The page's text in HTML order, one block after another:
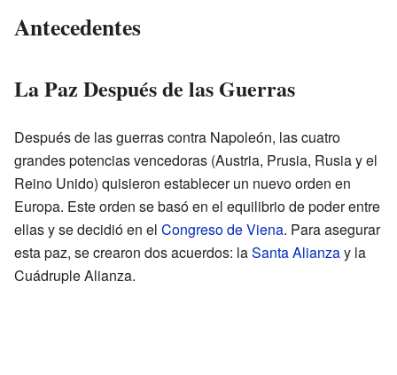
Antecedentes
La Paz Después de las Guerras
Después de las guerras contra Napoleón, las cuatro
grandes potencias vencedoras (Austria, Prusia, Rusia y el
Reino Unido) quisieron establecer un nuevo orden en
Europa. Este orden se basó en el equilibrio de poder entre
ellas y se decidió en el Congreso de Viena. Para asegurar
esta paz, se crearon dos acuerdos: laSanta Alianzay la
Cuádruple Alianza.